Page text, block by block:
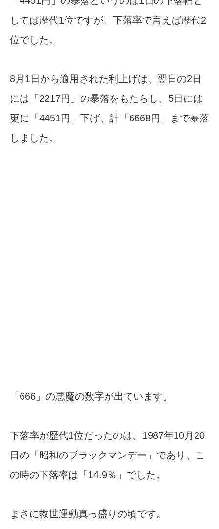
しては歴代1位ですが、下落率で言えば歴代2
位でした。
8月1日から適用された利上げは、翌日の2日
には「2217円」の暴落をもたらし、5日には
更に「4451円」下げ、計「6668円」まで暴落
しました。
「666」の悪魔の数字が出ています。
下落率が歴代1位だったのは、1987年10月20
日の「昭和のブラックマンデー」であり、こ
の時の下落率は「14.9％」でした。
まさに救世運動真っ盛りの頃です。